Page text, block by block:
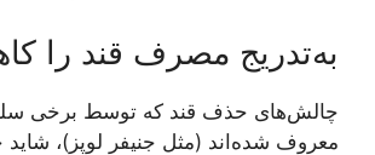
به‌تدریج مصرف قند را
چالش‌های حذف قند که توسط برخی
معروف شده‌اند (مثل جنیفر لوپز)، شاید